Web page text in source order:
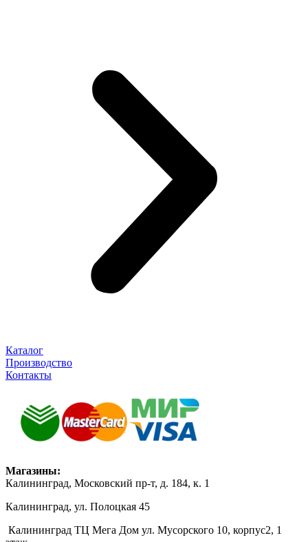
Каталог
Производство
Контакты
Магазины:
Калининград, Московский пр-т, д. 184, к. 1
Калининград, ул. Полоцкая 45
Калининград ТЦ Мега Дом ул. Мусорского 10, корпус2, 1